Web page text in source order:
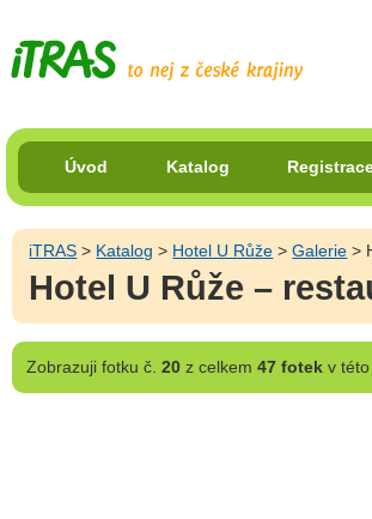
Úvod Katalog
iTRAS > Katalog > Hotel U Růže >Galerie >
Hotel U Růže –
Zobrazujifotku č. 20z celkem 47 fotekv této